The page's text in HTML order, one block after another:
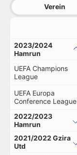
Verein
2023/2024
Hamrun
UEFA Champions
League
UEFA Europa
Conference League
2022/2023
Hamrun
2021/2022 Gzira
Utd